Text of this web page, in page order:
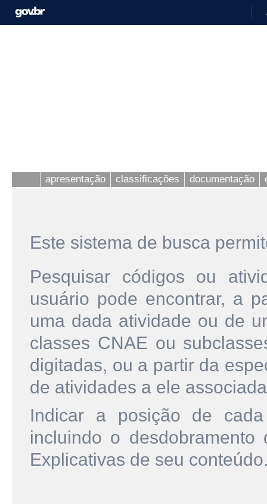
apresentação classificações documentação
Este sistema de busca
Pesquisar códigos ou
usuário pode encontrar, a
uma dada atividade ou de
classes CNAE ou
digitadas, ou a partir da
de atividades a ele
Indicar a posição de
incluindo o
Explicativas de seu